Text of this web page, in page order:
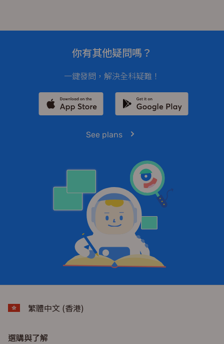
你有其他疑問嗎？
一鍵發問，解決全科疑難！
See plans
繁體中文 (香港)
選購與了解